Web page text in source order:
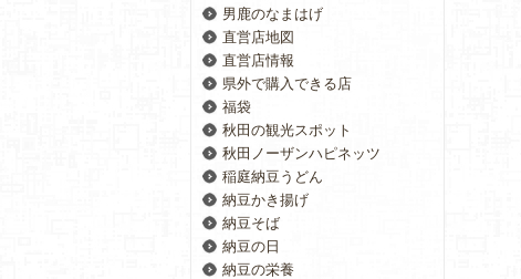
男鹿のなまはげ
直営店地図
直営店情報
県外で購入できる店
福袋
秋田の観光スポット
秋田ノーザンハピネッツ
稲庭納豆うどん
納豆かき揚げ
納豆そば
納豆の日
納豆の栄養